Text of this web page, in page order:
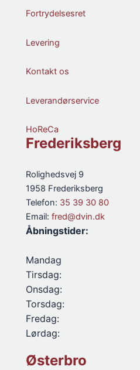
Fortrydelsesret
Levering
Kontakt os
Leverandørservice
HoReCa
Frederiksberg
Rolighedsvej 9
1958 Frederiksberg
Telefon: 35 39 30 80
Email: fred@dvin.dk
Åbningstider:
Mandag
Tirsdag:
Onsdag:
Torsdag:
Fredag:
Lørdag:
Østerbro